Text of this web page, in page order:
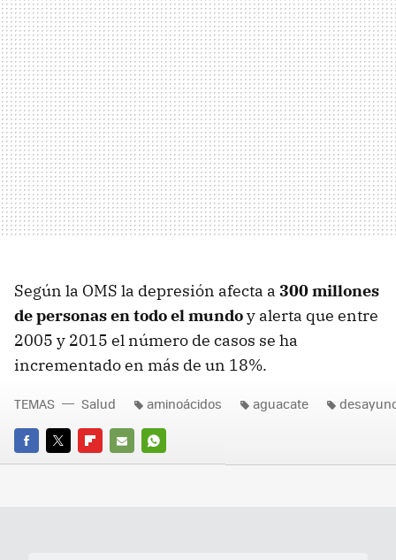
Según la OMS la depresión afecta a 300 millones
de personas en todo el mundoy alerta que entre
2005 y 2015 el número de casos se ha
incrementado en más de un 18%.
FACEBOOK
TWITTERFLIPBOARD
E-
WHATSAPP
TEMAS Salud aminoácidos aguacate